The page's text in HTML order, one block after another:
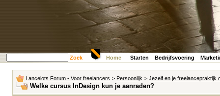
Zoek Home Starten Bedrijfsvoering
Lancelots Forum - Voor freelancers > Persoonlijk > Jezelf en je freelancepraktijk
Welke cursus InDesign kun je aanraden?